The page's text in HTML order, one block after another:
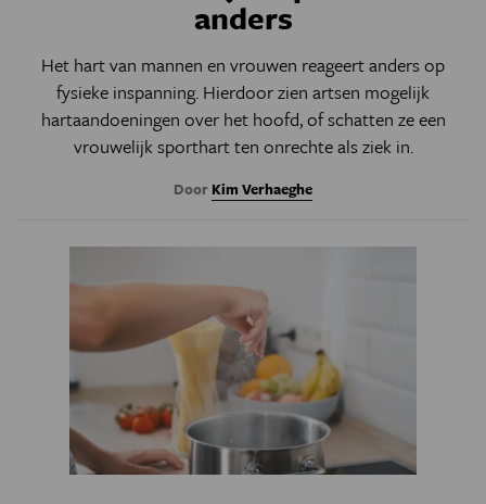
anders
Het hart van mannen en vrouwen reageert anders op
fysieke inspanning. Hierdoor zien artsen mogelijk
hartaandoeningen over het hoofd, of schatten ze een
vrouwelijk sporthart ten onrechte als ziek in.
Door Kim Verhaeghe